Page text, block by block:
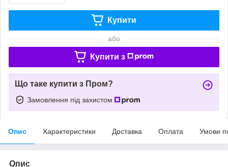
Купити
або
Купити з
Що таке купити з Пром?
Замовлення під захистом
Опис Характеристики Доставка Оплата Умови
Опис